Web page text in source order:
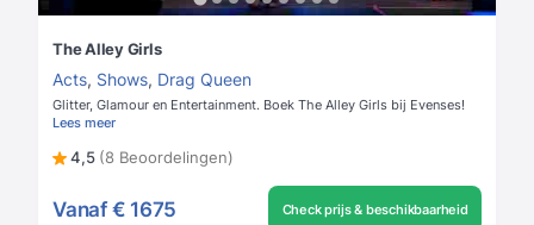
The Alley Girls
Acts, Shows, Drag Queen
Glitter, Glamour en Entertainment. Boek The Alley Girls bij Evenses!
Lees meer
4,5 (8 Beoordelingen)
Vanaf € 1675 Check prijs & beschikbaarheid